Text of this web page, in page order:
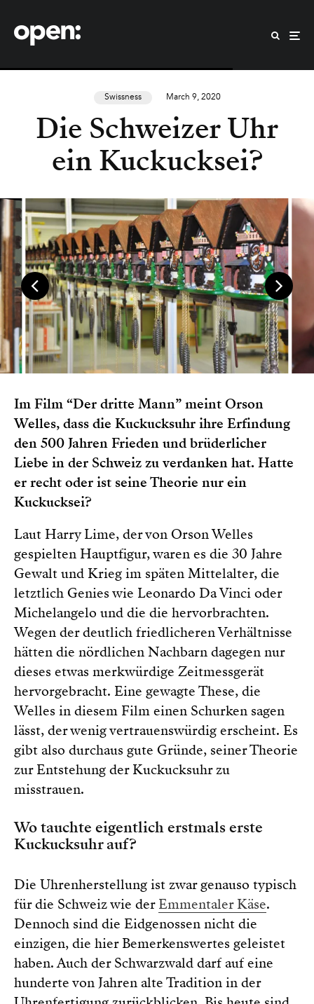
Swissness March 9, 2020
Die Schweizer Uhr
ein Kuckucksei?
Im Film “Der dritte Mann” meint Orson
Welles, dass die Kuckucksuhr ihre Erfindung
den 500 Jahren Frieden und brüderlicher
Liebe in der Schweiz zu verdanken hat. Hatte
er recht oder ist seine Theorie nur ein
Kuckucksei?
Laut Harry Lime, der von Orson Welles
gespielten Hauptfigur, waren es die 30 Jahre
Gewalt und Krieg im späten Mittelalter, die
letztlich Genies wie Leonardo Da Vinci oder
Michelangelo und die die hervorbrachten.
Wegen der deutlich friedlicheren Verhältnisse
hätten die nördlichen Nachbarn dagegen nur
dieses etwas merkwürdige Zeitmessgerät
hervorgebracht. Eine gewagte These, die
Welles in diesem Film einen Schurken sagen
lässt, der wenig vertrauenswürdig erscheint. Es
gibt also durchaus gute Gründe, seiner Theorie
zur Entstehung der Kuckucksuhr zu
misstrauen.
Wo tauchte eigentlich erstmals erste
Kuckucksuhr auf?
Die Uhrenherstellung ist zwar genauso typisch
für die Schweiz wie derEmmentaler Käse.
Dennoch sind die Eidgenossen nicht die
einzigen, die hier Bemerkenswertes geleistet
haben. Auch der Schwarzwald darf auf eine
hunderte von Jahren alte Tradition in der